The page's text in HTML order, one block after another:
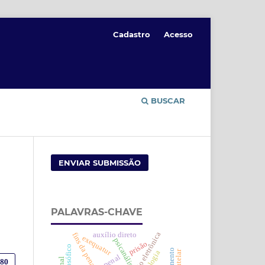
BUSCAR
Cadastro Acesso
ENVIAR SUBMISSÃO
PALAVRAS-CHAVE
psicanálise
fins da penaauxílio direto
exequatur prisão